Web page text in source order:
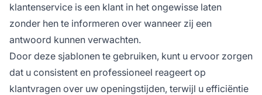
klantenservice is een klant in het ongewisse laten
zonder hen te informeren over wanneer zij een
antwoord kunnen verwachten.
Door deze sjablonen te gebruiken, kunt u ervoor zorgen
dat u consistent en professioneel reageert op
klantvragen over uw openingstijden, terwijl u efficiëntie